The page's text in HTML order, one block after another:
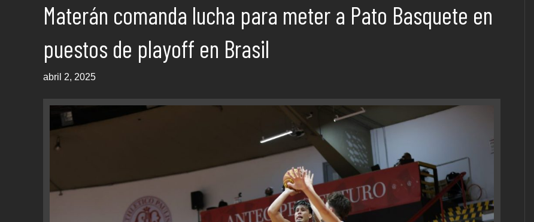
Materán comanda lucha para meter a Pato Basquete en
puestos de playoff en Brasil
abril 2, 2025